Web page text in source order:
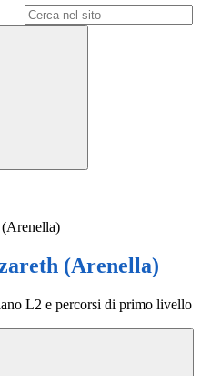
(Arenella)
(Arenella)
L2 e percorsi di primo livello